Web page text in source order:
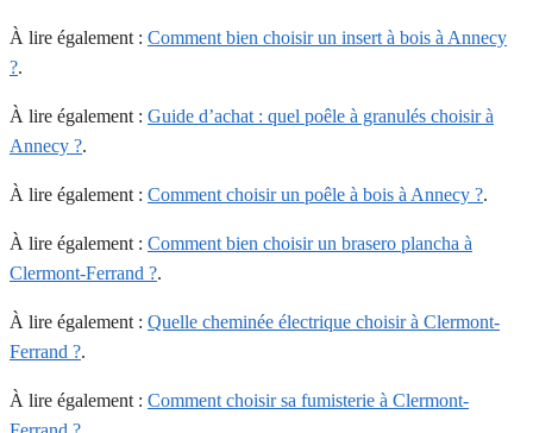
À lire également : Comment bien choisir un insert à bois à Annecy
?.
À lire également : Guide d’achat : quel poêle à granulés choisir à
Annecy ?.
À lire également : Comment choisir un poêle à bois à Annecy ?.
À lire également : Comment bien choisir un brasero plancha à
Clermont-Ferrand ?.
À lire également : Quelle cheminée électrique choisir à Clermont-
Ferrand ?.
À lire également : Comment choisir sa fumisterie à Clermont-